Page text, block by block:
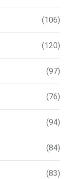
(106)
(120)
(97)
(76)
(94)
(84)
(83)